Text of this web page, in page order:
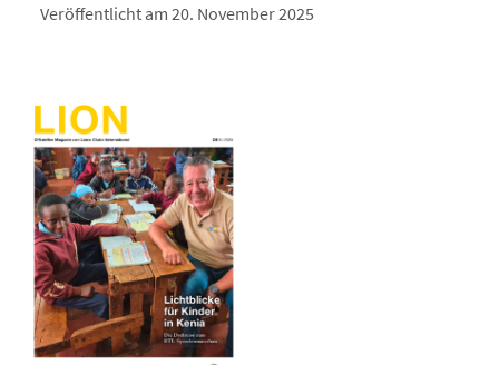
Veröffentlicht am 20. November 2025